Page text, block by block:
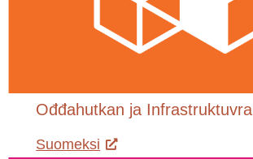
Ođđahutkan ja Infrastruktuvra
Suomeksi